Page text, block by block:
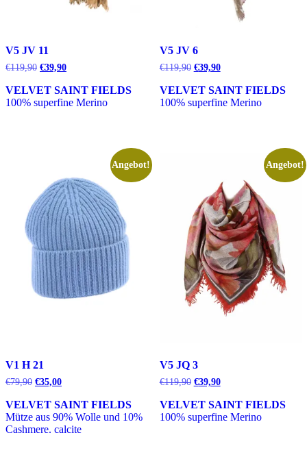
V5 JV 11
€119,90 Ursprünglicher
war:
€119,90
€39,90Aktueller
ist:
€39,90.
VELVET SAINT FIELDS
100% superfine Merino
V5 JV 6
€119,90 Ursprünglicher
war:
€119,90
€39,90Aktueller
ist:
€39,90.
VELVET SAINT FIELDS
100% superfine Merino
Angebot!
V1 H 21
€79,90 Ursprünglicher
war:
€79,90
€35,00Aktueller
ist:
€35,00.
VELVET SAINT FIELDS
Mütze aus 90% Wolle und 10%
Cashmere. calcite
Angebot!
V5 JQ 3
€119,90 Ursprünglicher
war:
€119,90
€39,90Aktueller
ist:
€39,90.
VELVET SAINT FIELDS
100% superfine Merino